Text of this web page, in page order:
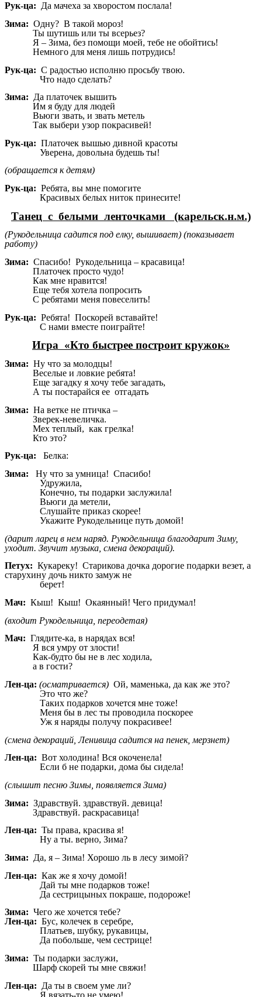
Рук-ца: Да мачеха за хворостом послала!
Зима: Одну? В такой мороз!
Ты шутишь или ты всерьез?
Я – Зима, без помощи моей, тебе не обойтись!
Немного для меня лишь потрудись!
Рук-ца: С радостью исполню просьбу твою.
Что надо сделать?
Зима: Да платочек вышить
Им я буду для людей
Вьюги звать, и звать метель
Так выбери узор покрасивей!
Рук-ца: Платочек вышью дивной красоты
Уверена, довольна будешь ты!
(обращается к детям)
Рук-ца: Ребята, вы мне помогите
Красивых белых ниток принесите!
Танец с белыми ленточками (карельск.н.м.)
(Рукодельница садится под елку, вышивает) (показывает
работу)
Зима: Спасибо! Рукодельница – красавица!
Платочек просто чудо!
Как мне нравится!
Еще тебя хотела попросить
С ребятами меня повеселить!
Рук-ца: Ребята! Поскорей вставайте!
С нами вместе поиграйте!
Игра «Кто быстрее построит кружок»
Зима: Ну что за молодцы!
Веселые и ловкие ребята!
Еще загадку я хочу тебе загадать,
А ты постарайся ее отгадать
Зима: На ветке не птичка –
Зверек-невеличка.
Мех теплый, как грелка!
Кто это?
Рук-ца: Белка:
Зима: Ну что за умница! Спасибо!
Удружила,
Конечно, ты подарки заслужила!
Вьюги да метели,
Слушайте приказ скорее!
Укажите Рукодельнице путь домой!
(дарит ларец в нем наряд. Рукодельница благодарит Зиму,
уходит. Звучит музыка, смена декораций).
Петух: Кукареку! Старикова дочка дорогие подарки везет, а
старухину дочь никто замуж не
берет!
Мач: Кыш! Кыш! Окаянный! Чего придумал!
(входит Рукодельница, переодетая)
Мач: Глядите-ка, в нарядах вся!
Я вся умру от злости!
Как-будто бы не в лес ходила,
а в гости?
Лен-ца: (осматривается) Ой, маменька, да как же это?
Это что же?
Таких подарков хочется мне тоже!
Меня бы в лес ты проводила поскорее
Уж я наряды получу покрасивее!
(смена декораций, Ленивица садится на пенек, мерзнет)
Лен-ца: Вот холодина! Вся окоченела!
Если б не подарки, дома бы сидела!
(слышит песню Зимы, появляется Зима)
Зима: Здравствуй. здравствуй. девица!
Здравствуй. раскрасавица!
Лен-ца: Ты права, красива я!
Ну а ты. верно, Зима?
Зима: Да, я – Зима! Хорошо ль в лесу зимой?
Лен-ца: Как же я хочу домой!
Дай ты мне подарков тоже!
Да сестрицыных покраше, подороже!
Зима: Чего же хочется тебе?
Лен-ца: Бус, колечек в серебре,
Платьев, шубку, рукавицы,
Да побольше, чем сестрице!
Зима: Ты подарки заслужи,
Шарф скорей ты мне свяжи!
Лен-ца: Да ты в своем уме ли?
Я вязать-то не умею!